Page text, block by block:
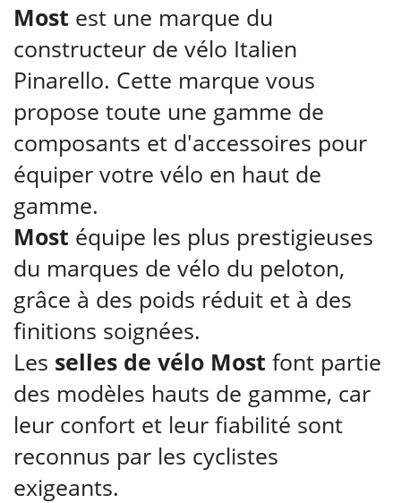
Most est une marque du
constructeur de vélo Italien
Pinarello. Cette marque vous
propose toute une gamme de
composants et d'accessoires pour
équiper votre vélo en haut de
gamme.
Most équipe les plus prestigieuses
du marques de vélo du peloton,
grâce à des poids réduit et à des
finitions soignées.
Les selles de vélo Most font partie
des modèles hauts de gamme, car
leur confort et leur fiabilité sont
reconnus par les cyclistes
exigeants.